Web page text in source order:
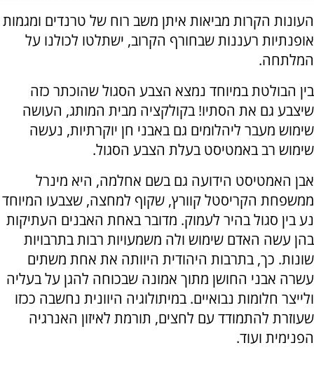
העונות הקרות מביאות איתן משב רוח של טרנדים ומגמות
אופנתיות רעננות שבחורף הקרוב, ישתלטו לכולנו על
המלתחה.
בין הבולטת במיוחד נמצא הצבע הסגול שהוכתר כזה
שיצבע גם את הסתיו! בקולקציה מבית המותג, העושה
שימוש מעבר ליהלומים גם באבני חן יוקרתיות, נעשה
שימוש רב באמטיסט בעלת הצבע הסגול.
אבן האמטיסט הידועה גם בשם אחלמה, היא מינרל
ממשפחת הקריסטל קוורץ, שקוף למחצה, שצבעו המיוחד
נע בין סגול בהיר לעמוק. מדובר באחת האבנים העתיקות
בהן עשה האדם שימוש ולה משמעויות רבות בתרבויות
שונות. כך, בתרבות היהודית היוותה את אחת משתים
עשרה אבני החושן מתוך אמונה שבכוחה להגן על בעליה
ולייצר חלומות נבואיים. במיתולוגיה היוונית נחשבה ככזו
שעוזרת להתמודד עם לחצים, תורמת לאיזון האנרגיה
הפנימית ועוד.